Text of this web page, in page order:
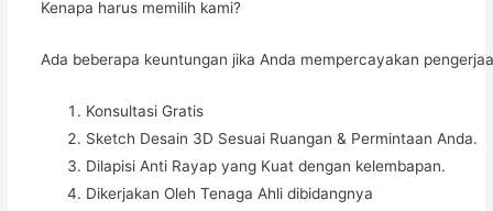
Kenapa harus memilih kami?
Ada beberapa keuntungan jika Anda mempercayakan
Konsultasi Gratis
Sketch Desain 3D Sesuai Ruangan & Permintaan Anda.
Dilapisi Anti Rayap yang Kuat dengan kelembapan.
Dikerjakan Oleh Tenaga Ahli dibidangnya